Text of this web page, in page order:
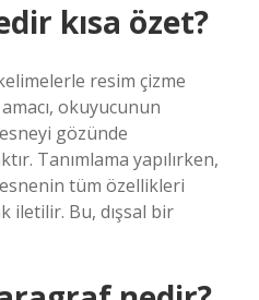
kısa özet?
resim çizme
amacı, okuyucunun
gözünde
Tanımlama yapılırken,
tüm özellikleri
iletilir. Bu, dışsal bir